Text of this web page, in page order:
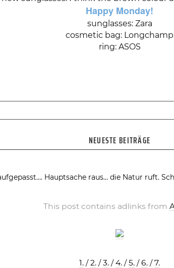
Happy Monday!
sunglasses: Zara
cosmetic bag: Longchamp
ring: ASOS
NEUESTE BEITRÄGE
Hauptsache raus… die Natur ruft.
This post contains adlinks from
1. /2. /3. /4. /5. /6. /7.